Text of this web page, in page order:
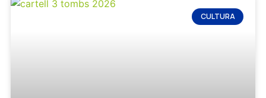
CULTURA